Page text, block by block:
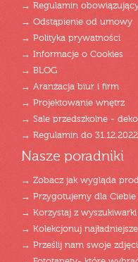
→ Regulamin
→ Odstąpienie od umowy
→ Polityka prywatności
→ Informacje o Cookies
→ BLOG
→ Aranżacja biur i firm
→ Projektowanie wnętrz
→ Sale przedszkolne -
→ Regulamin do 31.12.2022
Nasze poradniki
→ Zobacz jak wygląda
→ Przygotujemy dla Ciebie
→ Korzystaj z
→ Kolekcjonuj
→ Prześlij nam swoje